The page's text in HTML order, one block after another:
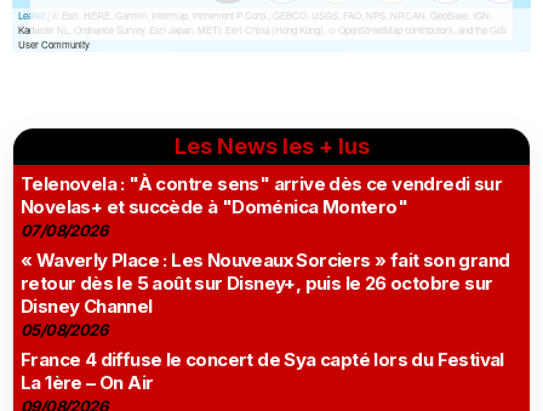
Les News les + lus
Telenovela : "À contre sens" arrive dès ce vendredi sur
Novelas+ et succède à "Doménica Montero"
07/08/2026
« Waverly Place : Les Nouveaux Sorciers » fait son grand
retour dès le 5 août sur Disney+, puis le 26 octobre sur
Disney Channel
05/08/2026
France 4 diffuse le concert de Sya capté lors du Festival
La 1ère – On Air
09/08/2026